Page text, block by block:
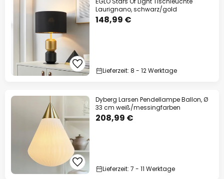
Laurignano, schwarz/gold
148,99 €
Lieferzeit: 8 - 12 Werktage
Dyberg Larsen Pendellampe Ballon, Ø
33 cm weiß/messingfarben
208,99 €
Lieferzeit: 7 - 11 Werktage